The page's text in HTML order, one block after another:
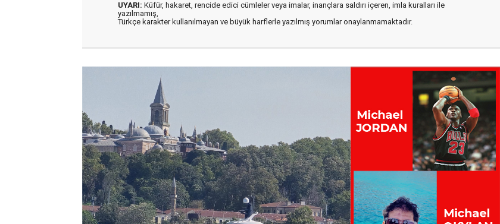
UYARI: Küfür, hakaret, rencide edici cümleler veya imalar, inançlara saldırı içeren, imla kuralları ile
yazılmamış,
Türkçe karakter kullanılmayan ve büyük harflerle yazılmış yorumlar onaylanmamaktadır.